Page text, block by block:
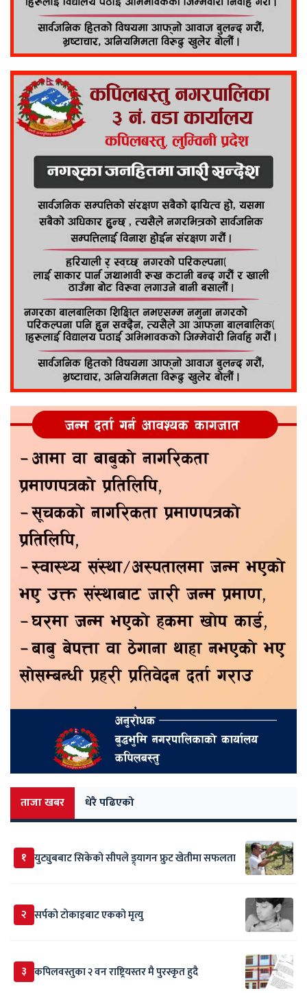
ताजा खबर धेरै पढिएको
१ युट्युबबाट सिकेको सीपले ड्र्यागन फ्रुट खेतीमा सफलता
२ सर्पकाे टाेकाइबाट एकको मृत्यु
३ कपिलवस्तुका २ वन राष्ट्रियस्तर मै पुरस्कृत हुदै